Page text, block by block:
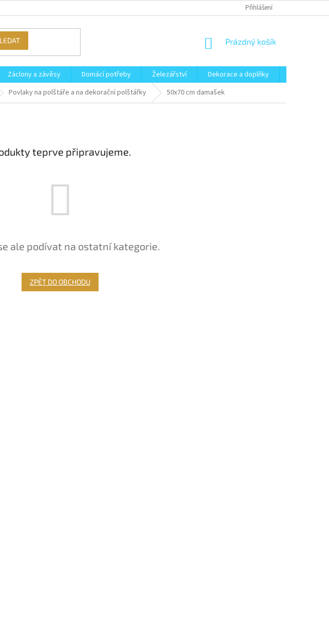
Přihlášení
NÁKUPNÍ
Prázdný košík
Záclony a závěsy Domácí potřeby Železářství Dekorace a doplňky
Povlaky na polštáře a na dekorační polštářky 50x70 cm damašek
teprve připravujeme.
ale podívat na ostatní kategorie.
ZPĚT DO OBCHODU